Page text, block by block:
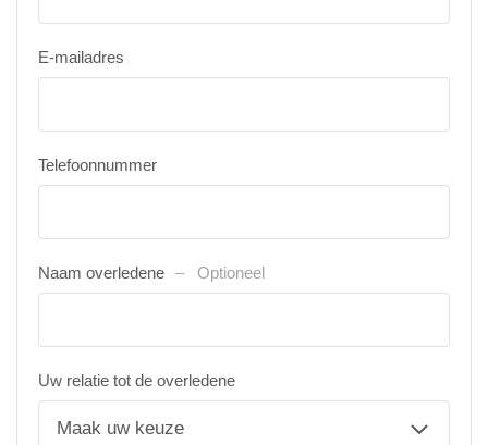
E-mailadres
Telefoonnummer
Naam overledene Optioneel
Uw relatie tot de overledene